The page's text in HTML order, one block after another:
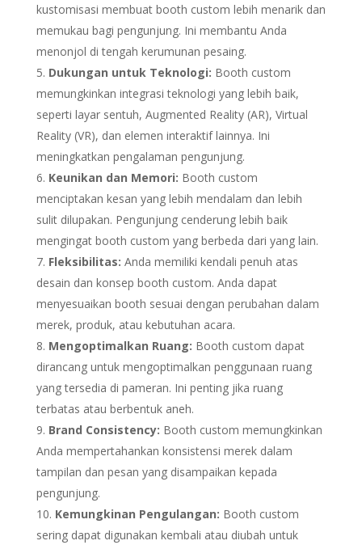
kustomisasi membuat booth custom lebih menarik dan
memukau bagi pengunjung. Ini membantu Anda
menonjol di tengah kerumunan pesaing.
Dukungan untuk Teknologi: Booth custom
memungkinkan integrasi teknologi yang lebih baik,
seperti layar sentuh, Augmented Reality (AR), Virtual
Reality (VR), dan elemen interaktif lainnya. Ini
meningkatkan pengalaman pengunjung.
Keunikan dan Memori: Booth custom
menciptakan kesan yang lebih mendalam dan lebih
sulit dilupakan. Pengunjung cenderung lebih baik
mengingat booth custom yang berbeda dari yang lain.
Fleksibilitas: Anda memiliki kendali penuh atas
desain dan konsep booth custom. Anda dapat
menyesuaikan booth sesuai dengan perubahan dalam
merek, produk, atau kebutuhan acara.
Mengoptimalkan Ruang: Booth custom dapat
dirancang untuk mengoptimalkan penggunaan ruang
yang tersedia di pameran. Ini penting jika ruang
terbatas atau berbentuk aneh.
Brand Consistency: Booth custom memungkinkan
Anda mempertahankan konsistensi merek dalam
tampilan dan pesan yang disampaikan kepada
pengunjung.
Kemungkinan Pengulangan: Booth custom
sering dapat digunakan kembali atau diubah untuk